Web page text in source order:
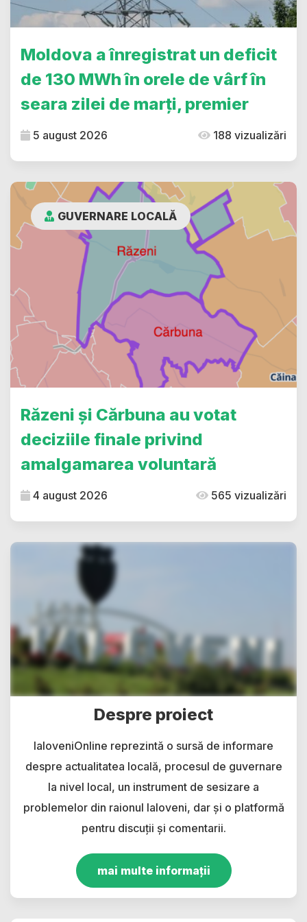
Moldova a înregistrat un deficit
de 130 MWh în orele de vârf în
seara zilei de marți, premier
5 august 2026 188 vizualizări
GUVERNARE LOCALĂ
Răzeni și Cărbuna au votat
deciziile finale privind
amalgamarea voluntară
4 august 2026 565 vizualizări
Despre proiect
IaloveniOnline reprezintă o sursă de informare
despre actualitatea locală, procesul de guvernare
la nivel local, un instrument de sesizare a
problemelor din raionul Ialoveni, dar și o platformă
pentru discuții și comentarii.
mai multe informații